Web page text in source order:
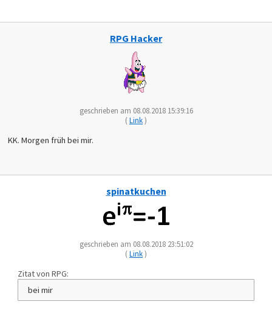
RPG Hacker
geschrieben am 08.08.2018 15:39:16
(Link)
KK. Morgen früh bei mir.
spinatkuchen
geschrieben am 08.08.2018 23:51:02
(Link)
Zitat von RPG:
bei mir